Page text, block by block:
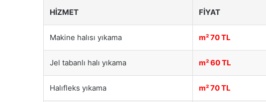
HIZMET FIYAT
Makine halısı yıkama m² 70 TL
Jel tabanlı halı yıkama m² 60 TL
Halıfleks yıkama m² 70 TL